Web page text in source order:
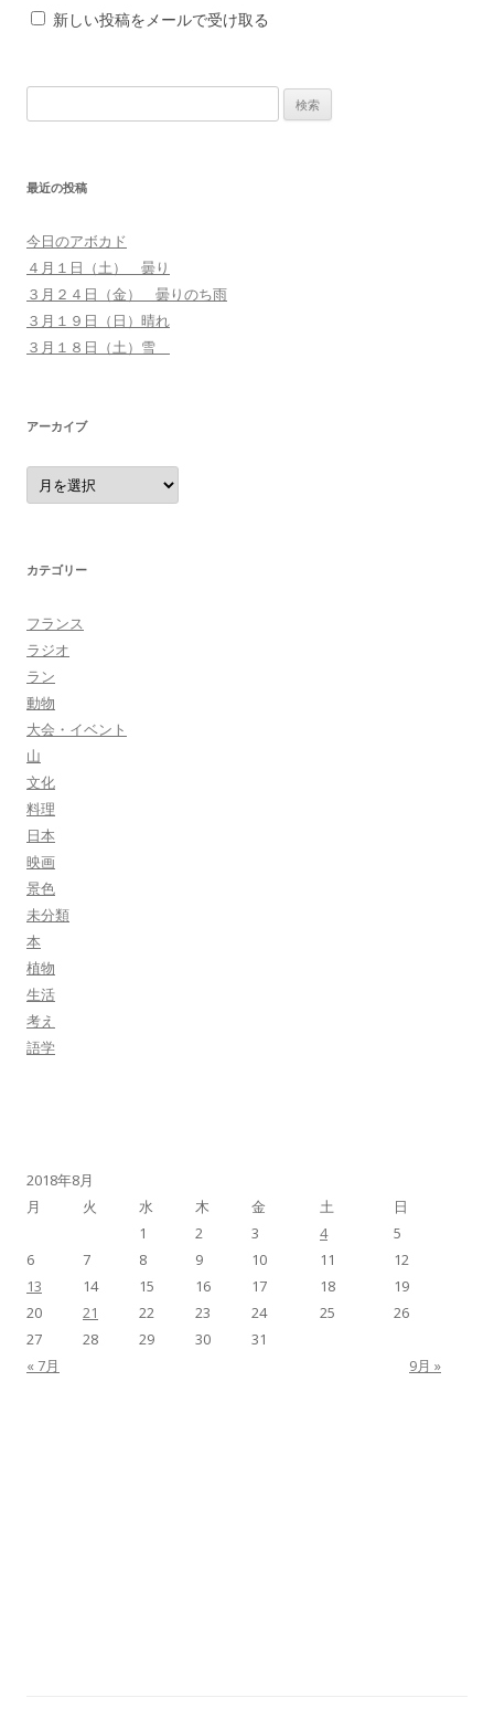
新しい投稿をメールで受け取る
索
最近の投稿
今日のアボカド
４月１日（土） 曇り
３月２４日（金） 曇りのち雨
３月１９日（日）晴れ
３月１８日（土）雪
アーカイブ
ア
ー
カ
カテゴリー
フランス
ラジオ
ラン
動物
大会・イベント
山
文化
料理
日本
映画
景色
未分類
本
植物
生活
考え
語学
2018年8月
月
火 水 木 金 土 日
« 7月 9月 »
1 2 3 4
5
6
7 8 9 10 11
12
13
14 15 16 17 18
19
20
21 22 23 24 25
26
27
28 29 30 31